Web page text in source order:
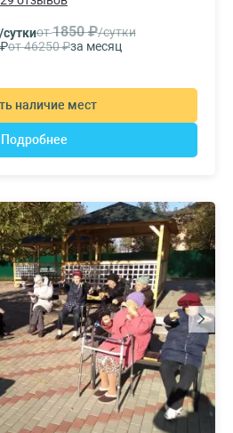
/суткиот1850 ₽/сутки
от 46250 ₽за месяц
наличие мест
Подробнее